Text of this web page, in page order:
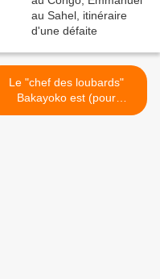
Le "chef des loubards"
Bakayoko est (pour
quelques heures) chef de